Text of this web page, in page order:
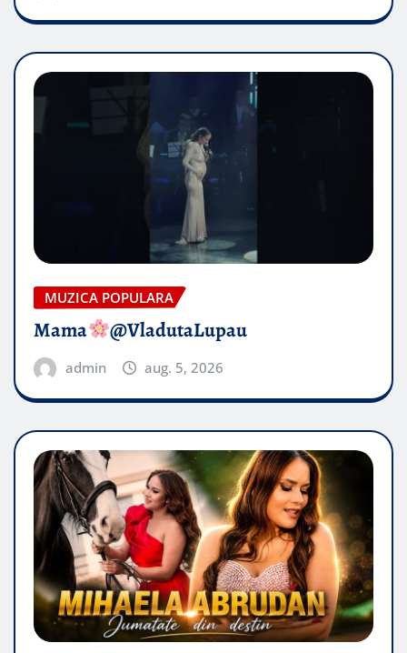
MUZICA POPULARA
Mama @VladutaLupau
admin aug. 5, 2026